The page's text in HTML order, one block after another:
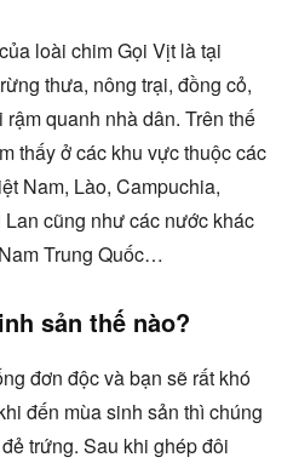
loài chim Gọi Vịt là tại
thưa, nông trại, đồng cỏ,
quanh nhà dân. Trên thế
thấy ở các khu vực thuộc các
Nam, Lào, Campuchia,
cũng như các nước khác
Trung Quốc…
sản thế nào?
đơn độc và bạn sẽ rất khó
đến mùa sinh sản thì chúng
trứng. Sau khi ghép đôi